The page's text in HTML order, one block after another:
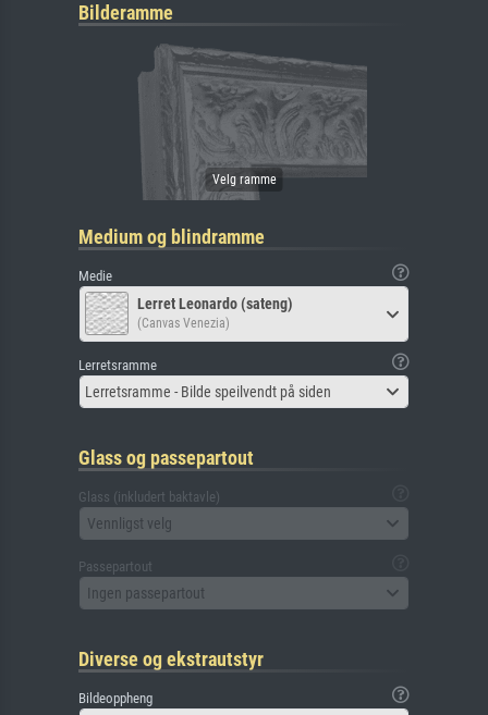
Bilderamme
Medium og blindramme
Medie
Lerret Leonardo (sateng)
(Canvas Venezia)
Lerretsramme
Lerretsramme - Bilde speilvendt på siden
Glass og passepartout
Glass (inkludert baktavle)
Vennligst velg
Passepartout
Ingen passepartout
Diverse og ekstrautstyr
Bildeoppheng